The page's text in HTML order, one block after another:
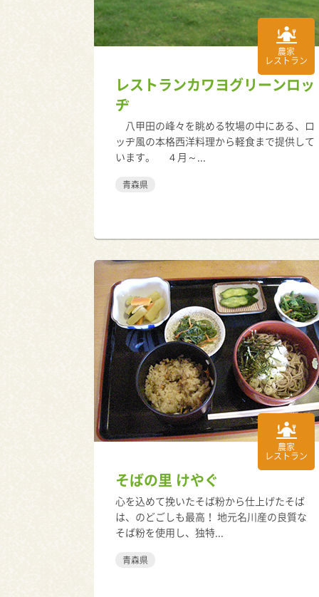
農家
レストラン
レストランカワヨグリーンロッ
ヂ
八甲田の峰々を眺める牧場の中にある、ロ
ッヂ風の本格西洋料理から軽食まで提供して
います。 ４月～...
青森県
農家
レストラン
そばの里 けやぐ
心を込めて挽いたそば粉から仕上げたそば
は、のどごしも最高！ 地元名川産の良質な
そば粉を使用し、独特...
青森県